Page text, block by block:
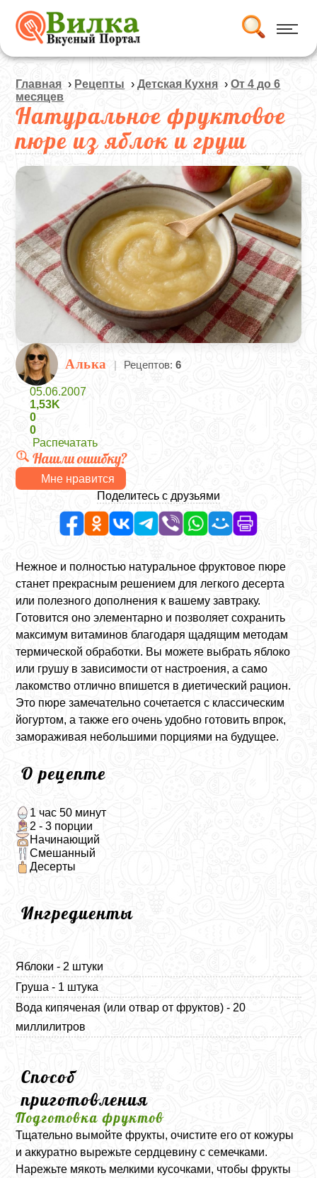
Главная › Рецепты ›Детская Кухня ›Oт 4 до 6
месяцев
Натуральное фруктовое
пюре из яблок и груш
Алька | Рецептов: 6
05.06.2007
1,53K
0
0
Распечатать
Нашли ошибку?
Мне нравится
Поделитесь с друзьями
Нежное и полностью натуральное фруктовое пюре
станет прекрасным решением для легкого десерта
или полезного дополнения к вашему завтраку.
Готовится оно элементарно и позволяет сохранить
максимум витаминов благодаря щадящим методам
термической обработки. Вы можете выбрать яблоко
или грушу в зависимости от настроения, а само
лакомство отлично впишется в диетический рацион.
Это пюре замечательно сочетается с классическим
йогуртом, а также его очень удобно готовить впрок,
замораживая небольшими порциями на будущее.
О рецепте
1 час 50 минут
2 - 3 порции
Начинающий
Смешанный
Десерты
Ингредиенты
Яблоки - 2 штуки
Груша - 1 штука
Вода кипяченая (или отвар от фруктов) - 20
миллилитров
Способ
приготовления
Подготовка фруктов
Тщательно вымойте фрукты, очистите его от кожуры
и аккуратно вырежьте сердцевину с семечками.
Нарежьте мякоть мелкими кусочками, чтобы фрукты